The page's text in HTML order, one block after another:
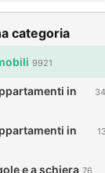
categoria
9921
in
in
e a schiera 76